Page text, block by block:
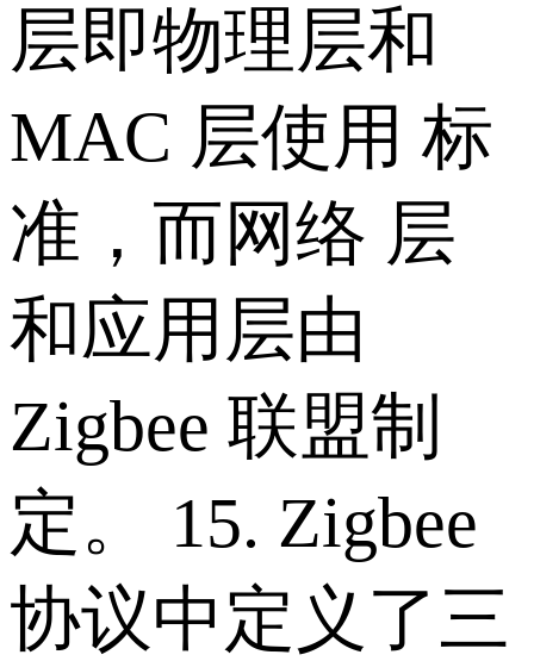
层即物理层和
MAC 层使用 标
准，而网络 层
和应用层由
Zigbee 联盟制
定。 15. Zigbee
协议中定义了三